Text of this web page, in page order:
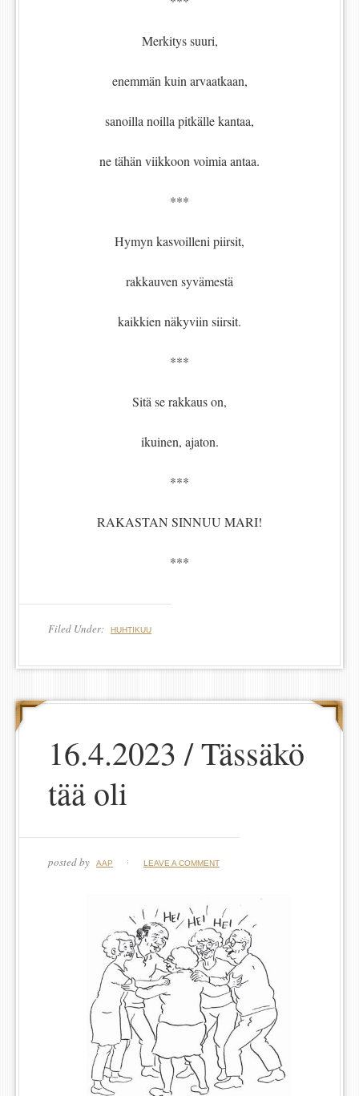
Merkitys suuri,
enemmän kuin arvaatkaan,
sanoilla noilla pitkälle kantaa,
ne tähän viikkoon voimia antaa.
***
Hymyn kasvoilleni piirsit,
rakkauven syvämestä
kaikkien näkyviin siirsit.
***
Sitä se rakkaus on,
ikuinen, ajaton.
***
RAKASTAN SINNUU MARI!
***
Filed Under: HUHTIKUU
16.4.2023 / Tässäkö
tää oli
posted by AAP LEAVE A COMMENT